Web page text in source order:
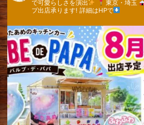
で可愛らしさを演出
東京・埼玉
プ出店承ります! 詳細はHPで